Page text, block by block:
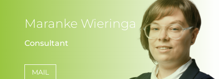
Maranke Wieringa
Consultant
MAIL